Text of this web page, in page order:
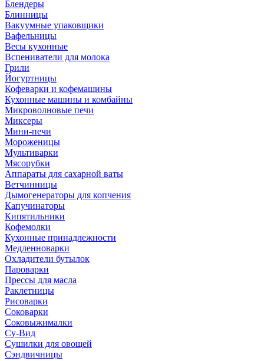
Блендеры
Блинницы
Вакуумные упаковщики
Вафельницы
Весы кухонные
Вспениватели для молока
Грили
Йогуртницы
Кофеварки и кофемашины
Кухонные машины и комбайны
Микроволновые печи
Миксеры
Мини-печи
Мороженицы
Мультиварки
Мясорубки
Аппараты для сахарной ваты
Ветчинницы
Дымогенераторы для копчения
Капучинаторы
Кипятильники
Кофемолки
Кухонные принадлежности
Медленноварки
Охладители бутылок
Пароварки
Прессы для масла
Раклетницы
Рисоварки
Соковарки
Соковыжималки
Су-Вид
Сушилки для овощей
Сэндвичницы